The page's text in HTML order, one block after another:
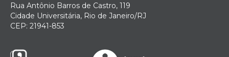
Rua Antônio Barros de Castro, 119
Cidade Universitária, Rio de Janeiro/RJ
CEP: 21941-853